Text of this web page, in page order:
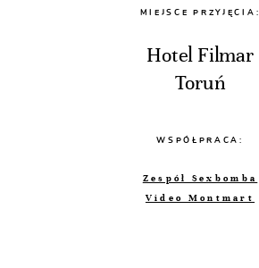
MIEJSCE PRZYJĘCIA:
Hotel Filmar
Toruń
WSPÓŁPRACA:
Zespół Sexbomba
Video Montmart